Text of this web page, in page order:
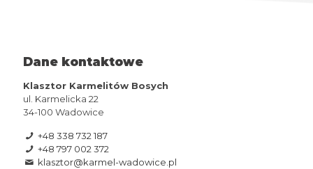
Dane kontaktowe
Klasztor Karmelitów Bosych
ul. Karmelicka 22
34-100 Wadowice
+48 338 732 187
+48 797 002 372
klasztor@karmel-wadowice.pl